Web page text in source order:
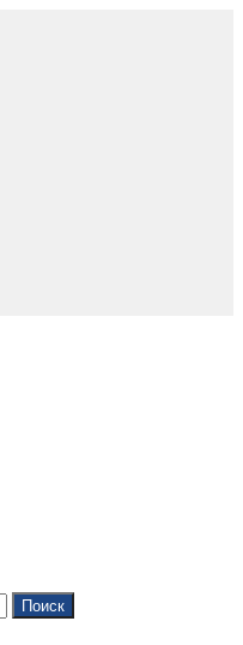
Поиск